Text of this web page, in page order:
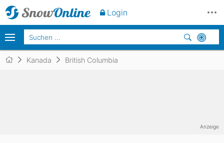
Kanada British Columbia
Anzeige
Login